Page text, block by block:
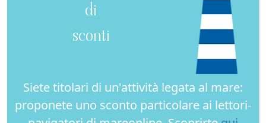
di
sconti
Siete titolari di un'attività legata al mare:
proponete uno sconto particolare ai lettori-